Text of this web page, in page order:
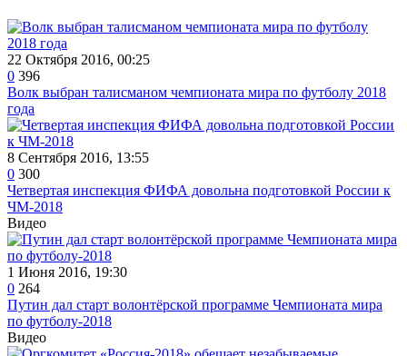
22 Октября 2016, 00:25
0 396
Волк выбран талисманом чемпионата мира по футболу 2018
года
8 Сентября 2016, 13:55
0 300
Четвертая инспекция ФИФА довольна подготовкой России к
ЧМ-2018
Видео
1 Июня 2016, 19:30
0 264
Путин дал старт волонтёрской программе Чемпионата мира
по футболу-2018
Видео